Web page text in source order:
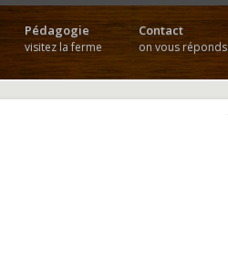
Pédagogie
visitez la ferme
Contact
on vous réponds